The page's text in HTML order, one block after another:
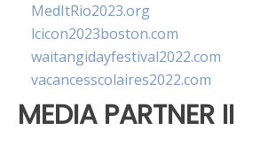
MedItRio2023.org
lcicon2023boston.com
waitangidayfestival2022.com
vacancesscolaires2022.com
MEDIA PARTNER II